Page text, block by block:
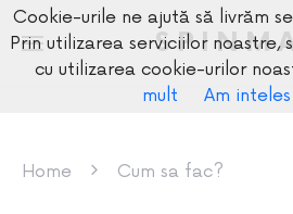
Home Cum sa fac?
Cookie-urile ne ajută să livrăm
Prin utilizarea serviciilor noastre,
cu utilizarea cookie-urilor
mult
Am inteles